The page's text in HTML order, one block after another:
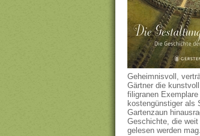
Geheimnisvoll,
Gärtner die
filigranen
kostengünstiger als
Gartenzaun
Geschichte, die
gelesen werden mag.